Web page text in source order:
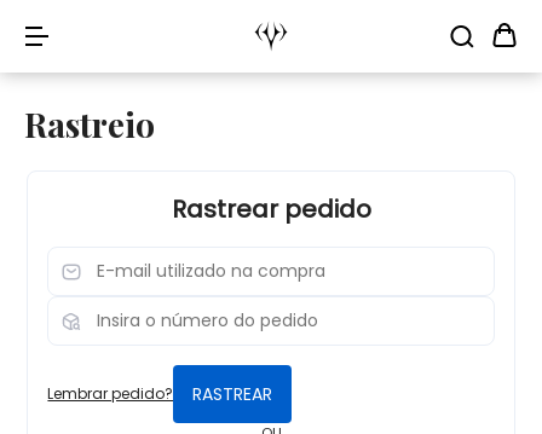
Rastreio
Rastrear pedido
Lembrar pedido? RASTREAR